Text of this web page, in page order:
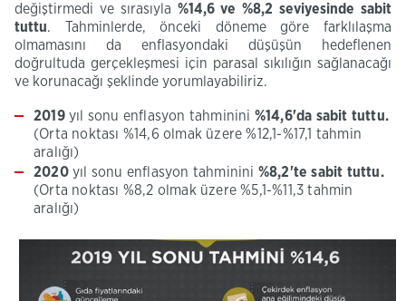
değiştirmedi ve sırasıyla %14,6 ve %8,2 seviyesinde sabit
tuttu. Tahminlerde, önceki döneme göre farklılaşma
olmamasını da enflasyondaki düşüşün hedeflenen
doğrultuda gerçekleşmesi için parasal sıkılığın sağlanacağı
ve korunacağı şeklinde yorumlayabiliriz.
2019yıl sonu enflasyon tahminini %14,6'da sabit tuttu.
(Orta noktası %14,6 olmak üzere %12,1-%17,1 tahmin
aralığı)
2020yıl sonu enflasyon tahminini %8,2'te sabit tuttu.
(Orta noktası %8,2 olmak üzere %5,1-%11,3 tahmin
aralığı)